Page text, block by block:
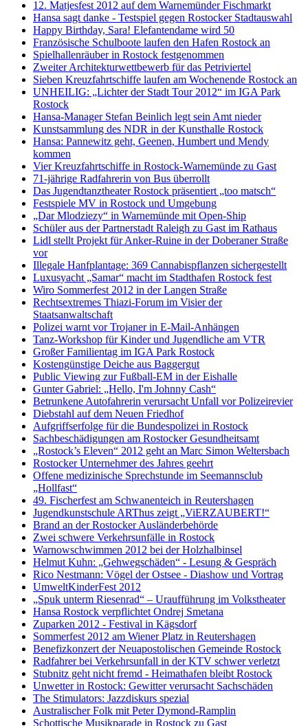
12. Matjesfest 2012 auf dem Warnemünder Fischmarkt
Hansa sagt danke - Testspiel gegen Rostocker Stadtauswahl
Happy Birthday, Sara! Elefantendame wird 50
Französische Schulboote laufen den Hafen Rostock an
Spielhallenräuber in Rostock festgenommen
Zweiter Architekturwettbewerb für das Petriviertel
Sieben Kreuzfahrtschiffe laufen am Wochenende Rostock an
UNHEILIG: „Lichter der Stadt Tour 2012“ im IGA Park
Rostock
Hansa-Manager Stefan Beinlich legt sein Amt nieder
Kunstsammlung des NDR in der Kunsthalle Rostock
Hansa: Pannewitz geht, Geenen, Humbert und Mendy
kommen
Vier Kreuzfahrtschiffe in Rostock-Warnemünde zu Gast
71-jährige Radfahrerin von Bus überrollt
Das Jugendtanztheater Rostock präsentiert „too matsch“
Festspiele MV in Rostock und Umgebung
„Dar Mlodziezy“ in Warnemünde mit Open-Ship
Schüler aus der Partnerstadt Raleigh zu Gast im Rathaus
Lidl stellt Projekt für Anker-Ruine in der Doberaner Straße
vor
Illegale Hanfplantage: 369 Cannabispflanzen sichergestellt
Luxusyacht „Samar“ macht im Stadthafen Rostock fest
Wiro Sommerfest 2012 in der Langen Straße
Rechtsextremes Thiazi-Forum im Visier der
Staatsanwaltschaft
Polizei warnt vor Trojaner in E-Mail-Anhängen
Tanz-Workshop für Kinder und Jugendliche am VTR
Großer Familientag im IGA Park Rostock
Kostengünstige Deiche aus Baggergut
Public Viewing zur Fußball-EM in der Eishalle
Gunter Gabriel: „Hello, I'm Johnny Cash“
Betrunkene Autofahrerin verursacht Unfall vor Polizeirevier
Diebstahl auf dem Neuen Friedhof
Aufgriffserfolge für die Bundespolizei in Rostock
Sachbeschädigungen am Rostocker Gesundheitsamt
„Rostock’s Eleven“ 2012 geht an Marc Simon Weltersbach
Rostocker Unternehmer des Jahres geehrt
Offene medizinische Sprechstunde im Seemannsclub
„Hollfast“
49. Fischerfest am Schwanenteich in Reutershagen
Jugendkunstschule ARThus zeigt „ViERZAUBERT!“
Brand an der Rostocker Ausländerbehörde
Zwei schwere Verkehrsunfälle in Rostock
Warnowschwimmen 2012 bei der Holzhalbinsel
Helmut Kuhn: „Gehwegschäden“ - Lesung & Gespräch
Rico Nestmann: Vögel der Ostsee - Diashow und Vortrag
UmweltKinderFest 2012
„Spuk unterm Riesenrad“ – Uraufführung im Volkstheater
Hansa Rostock verpflichtet Ondrej Smetana
Zuparken 2012 - Festival in Kägsdorf
Sommerfest 2012 am Wiener Platz in Reutershagen
Benefizkonzert der Neuapostolischen Gemeinde Rostock
Radfahrer bei Verkehrsunfall in der KTV schwer verletzt
Stubnitz geht nicht fremd - Heimathafen bleibt Rostock
Unwetter in Rostock: Gewitter verursacht Sachschäden
The Stimulators: Jazzdiskurs spezial
Australischer Folk mit Peter Dymond-Ramplin
Schottische Musikparade in Rostock zu Gast